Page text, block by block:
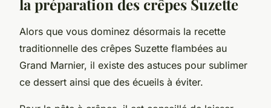
la préparation des crêpes Suzette
Alors que vous dominez désormais la recette
traditionnelle des crêpes Suzette flambées au
Grand Marnier, il existe des astuces pour sublimer
ce dessert ainsi que des écueils à éviter.